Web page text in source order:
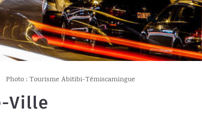
Photo : Tourisme Abitibi-Témiscamingue
Ville